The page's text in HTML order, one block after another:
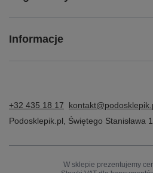
Informacje
+32 435 18 17
Podosklepik.pl
Świętego Stanisława
W sklepie prezentujemy